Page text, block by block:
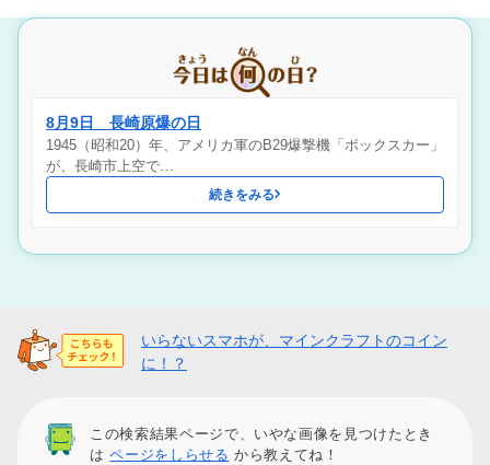
8月9日 長崎原爆の日
1945（昭和20）年、アメリカ軍のB29爆撃機「ボックスカー」
が、長崎市上空で…
続きをみる
いらないスマホが、マインクラフトのコイン
に！？
この検索結果ページで、いやな画像を見つけたとき
はページをしらせる から教えてね！